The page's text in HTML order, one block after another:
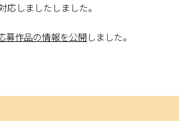
応しましたしました。
募作品の情報を公開 しました。
た。